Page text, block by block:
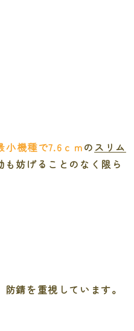
機種で7.6ｃｍの スリム
妨げることのなく限ら
錆を重視しています。